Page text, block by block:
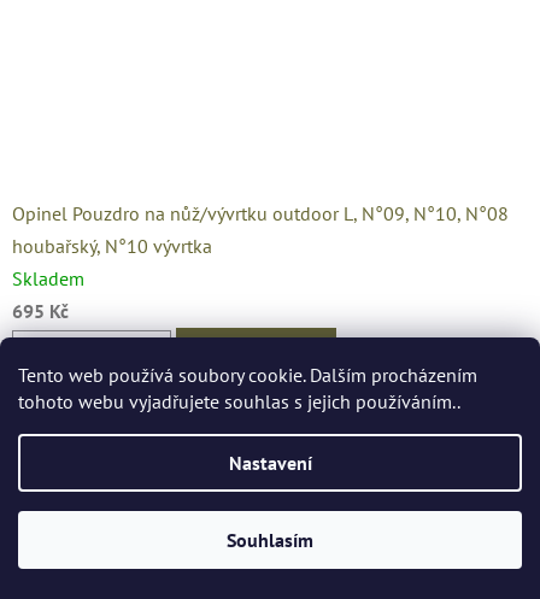
Tento web používá soubory cookie. Dalším procházením
tohoto webu vyjadřujete souhlas s jejich používáním..
Nastavení
Souhlasím
Opinel Pouzdro na nůž/vývrtku outdoor L, N°09, N°10, N°08
houbařský, N°10 vývrtka
Skladem
695 Kč
Kód:A0106220